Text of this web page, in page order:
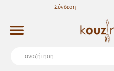
Σύνδεση